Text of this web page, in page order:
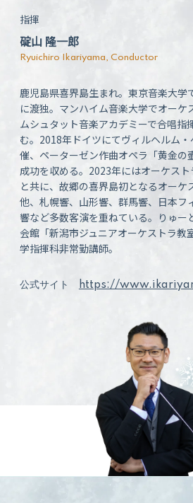
指揮
碇山 隆一郎
Ryuichiro Ikariyama, Conductor
鹿児島県喜界島生まれ。東京音楽大学
に渡独。マンハイム音楽大学でオーケ
ムシュタット音楽アカデミーで合唱指
む。2018年ドイツにてヴィルヘルム
催、ペーターゼン作曲オペラ「黄金の
成功を収める。2023年にはオーケス
と共に、故郷の喜界島初となるオーケ
他、札幌響、山形響、群馬響、日本フ
響など多数客演を重ねている。りゅー
会館「新潟市ジュニアオーケストラ教
学指揮科非常勤講師。
公式サイト https://